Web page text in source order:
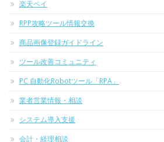
楽天ペイ
RPP攻略ツール情報交換
商品画像登録ガイドライン
ツール改善コミュニティ
PC 自動化Robotツール「RPA」
業者営業情報・相談
システム導入支援
会計・経理相談